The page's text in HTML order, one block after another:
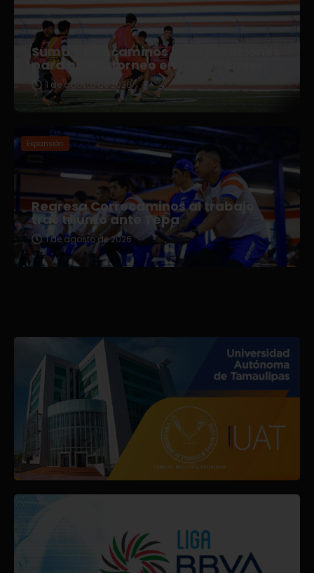
Suma Correcaminos incorporaciones
para nuevo torneo en Liga Premier
1 de agosto de 2026
Expansión
Regresa Correcaminos al trabajo
tras triunfo ante Tepa
1 de agosto de 2026